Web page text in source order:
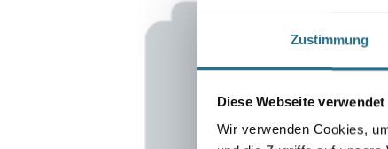
Zustimmung
Diese Webseite
Wir verwenden Cookies,